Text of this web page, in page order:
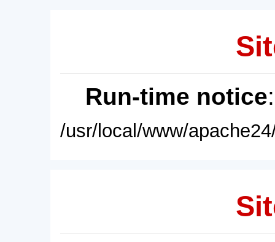
Run-time notice
/usr/local/www/